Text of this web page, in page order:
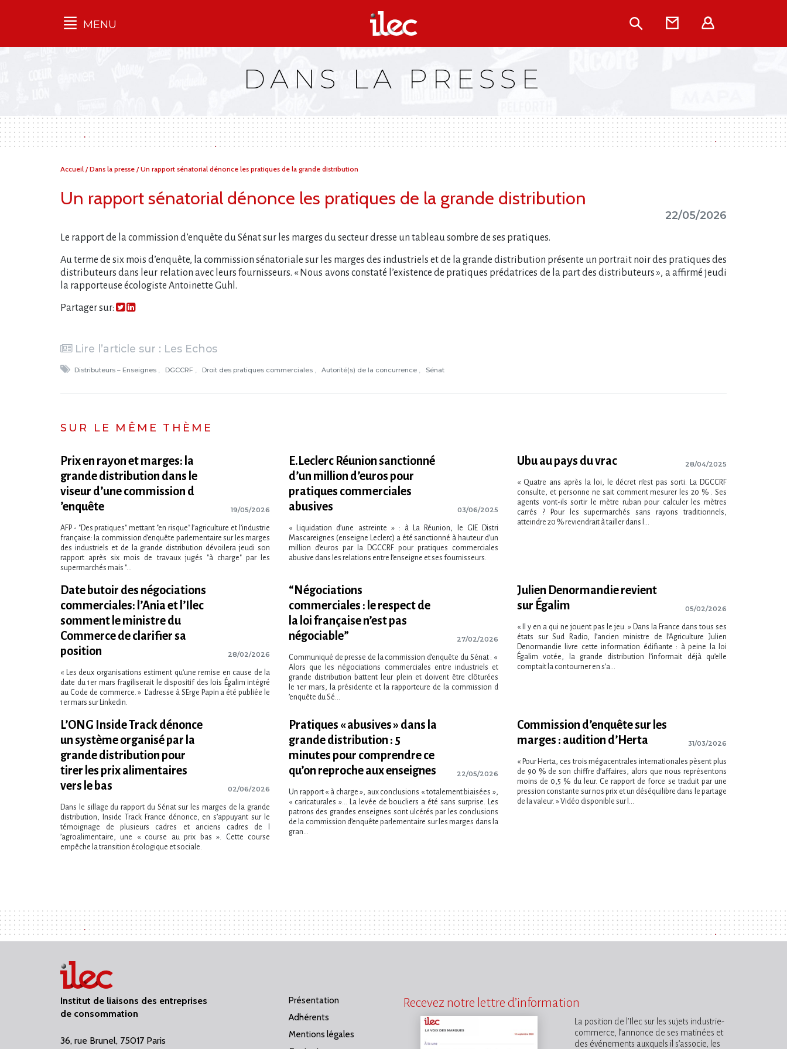
Qu'est-ce que l’Ilec
Campagnes
multimarques
MENU Rechercher
Contact
DANS LA PRESSE
Vous
Accueil /Dans la presse /Un rapport sénatorial dénonce les pratiques de la grande distribution
Un rapport sénatorial dénonce les pratiques de la grande distribution
22/05/2026
Le rapport de la commission d’enquête du Sénat sur les marges du secteur dresse un tableau sombre de ses pratiques.
Au terme de six mois d’enquête, la commission sénatoriale sur les marges des industriels et de la grande distribution présente un portrait noir des pratiques des
distributeurs dans leur relation avec leurs fournisseurs. « Nous avons constaté l’existence de pratiques prédatrices de la part des distributeurs », a affirmé jeudi
la rapporteuse écologiste Antoinette Guhl.
Partager sur:
Lire l’article sur : Les Echos
Distributeurs – Enseignes DGCCRF Droit des pratiques commerciales Autorité(s) de la concurrence Sénat
SUR LE MÊME THÈME
Prix en rayon et marges: la
grande distribution dans le
viseur d​‌’une commission d​
‌’enquête
19/05/2026
AFP - "Des pratiques" mettant "en risque" l​‌’agriculture et l​‌’industrie
française: la commission d​‌’enquête parlementaire sur les marges
des industriels et de la grande distribution dévoilera jeudi son
rapport après six mois de travaux jugés "à charge" par les
supermarchés mais "...
E.Leclerc Réunion sanctionné
d’un million d’euros pour
pratiques commerciales
abusives
03/06/2025
« Liquidation d’une astreinte » : à La Réunion, le GIE Distri
Mascareignes (enseigne Leclerc) a été sanctionné à hauteur d’un
million d’euros par la DGCCRF pour pratiques commerciales
abusive dans les relations entre l’enseigne et ses fournisseurs.
Ubu au pays du vrac 28/04/2025
« Quatre ans après la loi, le décret n’est pas sorti. La DGCCRF
consulte, et personne ne sait comment mesurer les 20 % . Ses
agents vont-ils sortir le mètre ruban pour calculer les mètres
carrés ? Pour les supermarchés sans rayons traditionnels,
atteindre 20 % reviendrait à tailler dans l...
Date butoir des négociations
commerciales: l’Ania et l’Ilec
somment le ministre du
Commerce de clarifier sa
position
28/02/2026
« Les deux organisations estiment qu’une remise en cause de la
date du 1er mars fragiliserait le dispositif des lois Égalim intégré
au Code de commerce. » L’adresse à SErge Papin a été publiée le
1er mars sur Linkedin.
“Négociations
commerciales : le respect de
la loi française n’est pas
négociable”
27/02/2026
Communiqué de presse de la commission d’enquête du Sénat : «
Alors que les négociations commerciales entre industriels et
grande distribution battent leur plein et doivent être clôturées
le 1er mars, la présidente et la rapporteure de la commission d​
‌’enquête du Sé...
Julien Denormandie revient
sur Égalim
05/02/2026
« Il y en a qui ne jouent pas le jeu. » Dans la France dans tous ses
états sur Sud Radio, l​‌’ancien ministre de l​‌’Agriculture Julien
Denormandie livre cette information édifiante : à peine la loi
Égalim votée, la grande distribution l’informait déjà qu​‌’elle
comptait la contourner en s​‌’a...
L​‌’ONG Inside Track dénonce
un système organisé par la
grande distribution pour
tirer les prix alimentaires
vers le bas
02/06/2026
Dans le sillage du rapport du Sénat sur les marges de la grande
distribution, Inside Track France dénonce, en s​‌’appuyant sur le
témoignage de plusieurs cadres et anciens cadres de l​
‌’agroalimentaire, une « course au prix bas ». Cette course
empêche la transition écologique et sociale.
Pratiques « abusives » dans la
grande distribution : 5
minutes pour comprendre ce
qu’on reproche aux enseignes
22/05/2026
Un rapport « à charge », aux conclusions « totalement biaisées »,
« caricaturales »… La levée de boucliers a été sans surprise. Les
patrons des grandes enseignes sont ulcérés par les conclusions
de la commission d’enquête parlementaire sur les marges dans la
gran...
Commission d’enquête sur les
marges : audition d’Herta
31/03/2026
« Pour Herta, ces trois mégacentrales internationales pèsent plus
de 90 % de son chiffre d’affaires, alors que nous représentons
moins de 0,5 % du leur. Ce rapport de force se traduit par une
pression constante sur nos prix et un déséquilibre dans le partage
de la valeur. » Vidéo disponible sur l...
Institut de liaisons des entreprises
de consommation
36, rue Brunel, 75017 Paris
Présentation
Adhérents
Mentions légales
Recevez notre lettre d’information
La position de l’Ilec sur les sujets industrie-
commerce, l’annonce de ses matinées et
des événements auxquels il s’associe, les